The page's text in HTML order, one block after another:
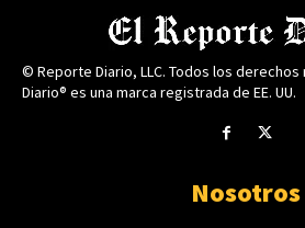
© Reporte Diario, LLC. Todos los
Diario® es una marca registrada de EE. UU.
Nosotros